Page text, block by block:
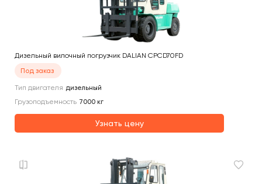
Дизельный вилочный погрузчик DALIAN CPCD70FD
Под заказ
Тип двигателя дизельный
Грузоподъемность 7000 кг
Узнать цену